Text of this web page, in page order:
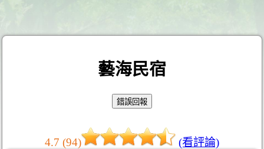
藝海民宿
4.7 (94)
(看評論)